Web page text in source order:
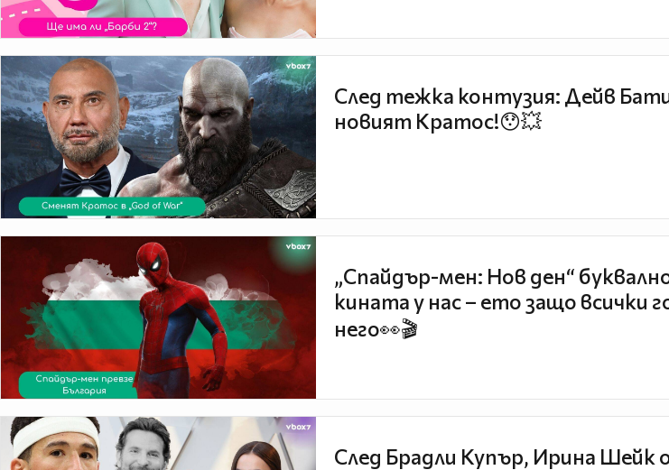
След тежка контузия: Дейв
новият Кратос!😯💥
„Спайдър-мен: Нов ден“
кината у нас – ето защо всички
него👀🎬
След Брадли Купър, Ирина Шейк